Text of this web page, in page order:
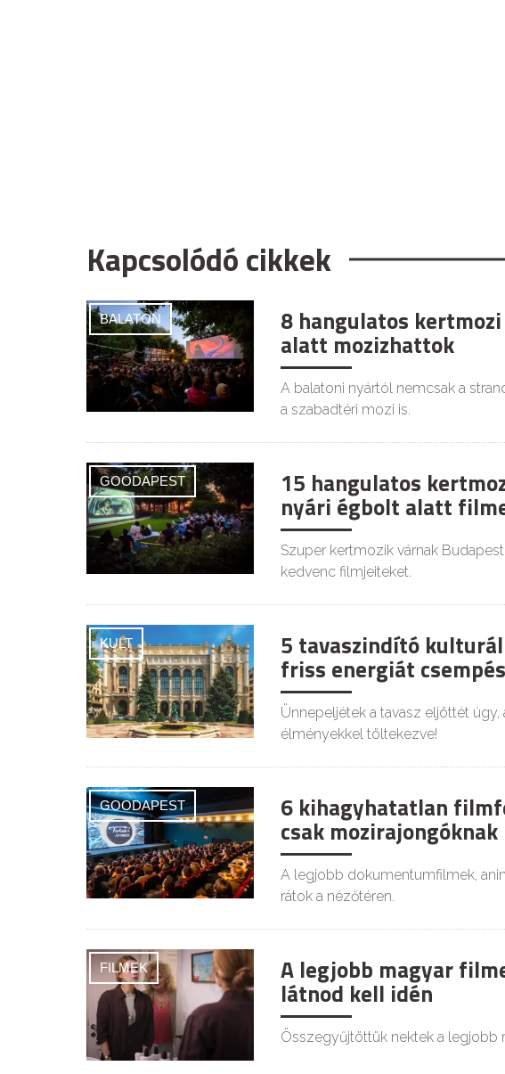
Kapcsolódó cikkek
BALATON 8 hangulatos
alatt mozizhattok
A balatoni nyártól nemcsak a
a szabadtéri mozi is.
GOODAPEST 15 hangulatos
nyári égbolt alatt
Szuper kertmozik várnak
kedvenc filmjeiteket.
KULT 5 tavaszindító
friss energiát
Ünnepeljétek a tavasz eljöttét
élményekkel töltekezve!
GOODAPEST 6 kihagyhatatlan
csak mozirajongóknak
A legjobb dokumentumfilmek,
rátok a nézőtéren.
FILMEK A legjobb magyar
látnod kell idén
Összegyűjtöttük nektek a legjobb